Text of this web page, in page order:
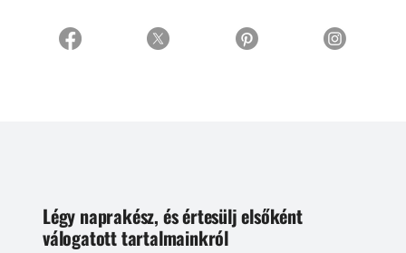
Légy naprakész, és értesülj elsőként
válogatott tartalmainkról